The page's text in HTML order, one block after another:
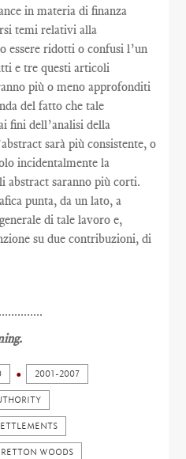
in materia di finanza
temi relativi alla
essere ridotti o confusi l’un
e tre questi articoli
più o meno approfonditi
del fatto che tale
fini dell’analisi della
sarà più consistente, o
incidentalmente la
abstract saranno più corti.
punta, da un lato, a
di tale lavoro e,
su due contribuzioni, di
2001-2007
WOODS